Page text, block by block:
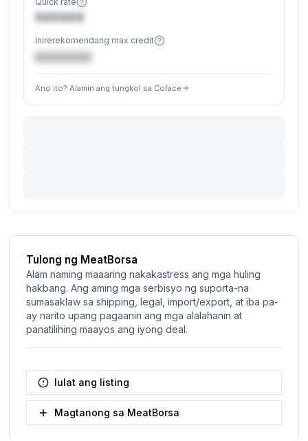
XXXXXX
Inirerekomendang max credit
€XXXXXX
Ano ito? Alamin ang tungkol sa Coface
Tulong ng MeatBorsa
Alam naming maaaring nakakastress ang mga huling
hakbang. Ang aming mga serbisyo ng suporta-na
sumasaklaw sa shipping, legal, import/export, at iba pa-
ay narito upang pagaanin ang mga alalahanin at
panatilihing maayos ang iyong deal.
Iulat ang listing
Magtanong sa MeatBorsa